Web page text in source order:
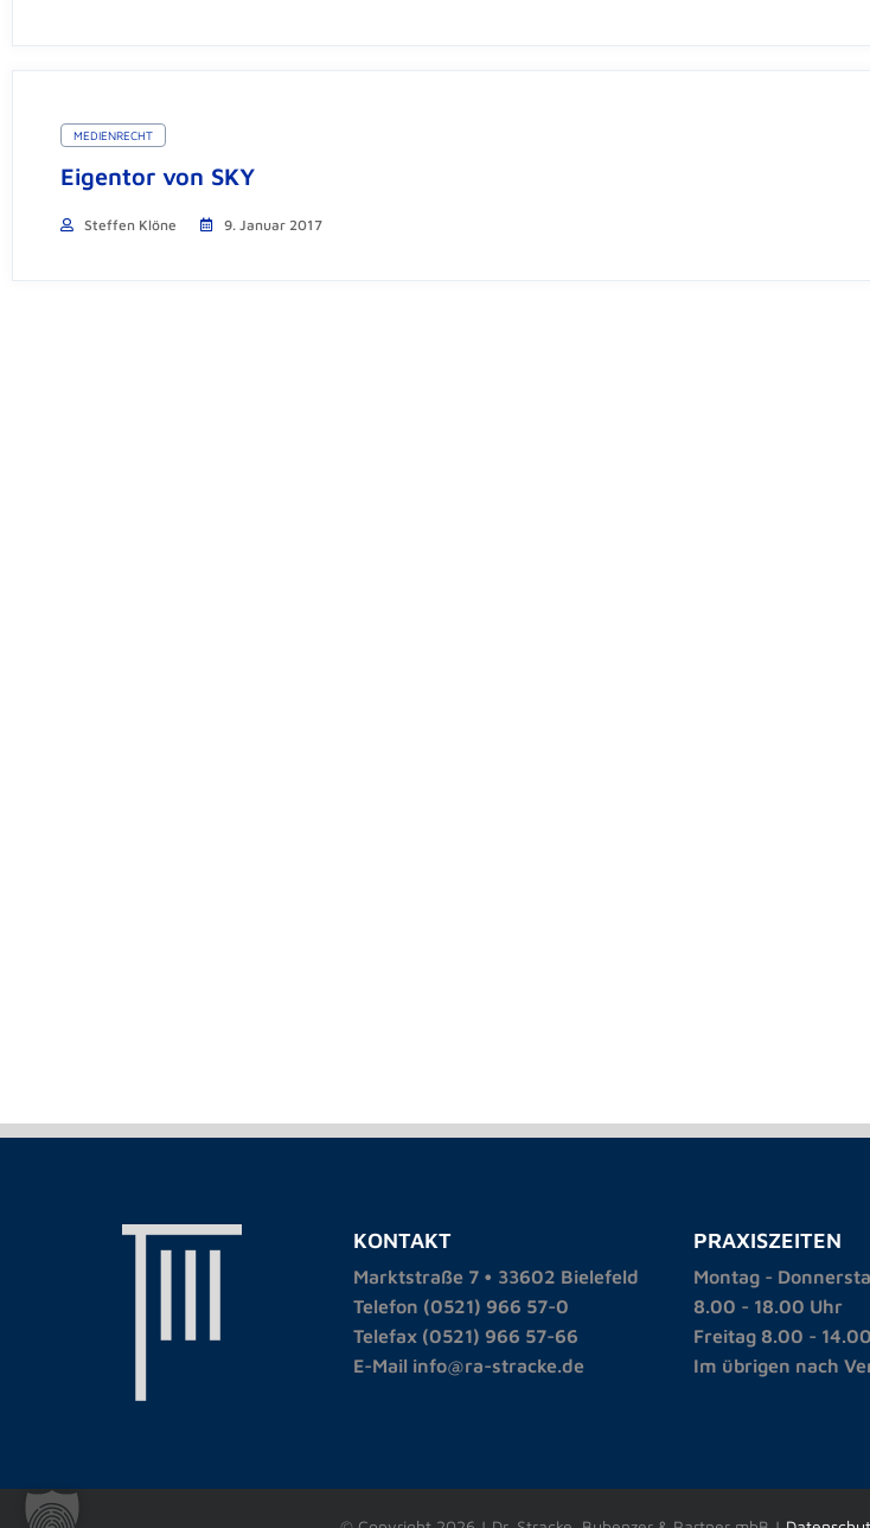
MEDIENRECHT
Eigentor von SKY
Steffen Klöne 9. Januar 2017
KONTAKT
Marktstraße 7 • 33602 Bielefeld
Telefon (0521) 966 57-0
Telefax (0521) 966 57-66
E-Mail info@ra-stracke.de
PRAXISZEITEN
Montag -
8.00 - 18.00 Uhr
Freitag 8.00 -
Im übrigen nach